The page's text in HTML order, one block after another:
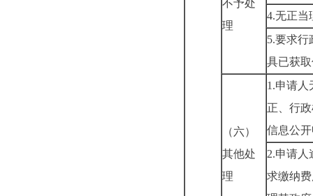
不予处
理
4.无正当
5.要求行
具已获
（六）
其他处
理
1.申请人
正、行
信息公
2.申请人
求缴纳